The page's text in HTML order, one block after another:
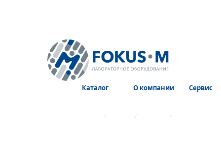
Каталог О компании Сервис